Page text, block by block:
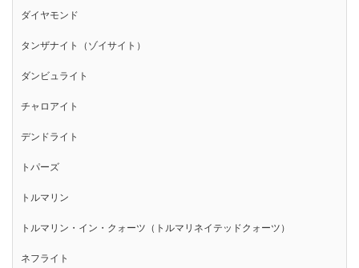
ダイヤモンド
タンザナイト（ゾイサイト）
ダンビュライト
チャロアイト
デンドライト
トパーズ
トルマリン
トルマリン・イン・クォーツ（トルマリネイテッドクォーツ）
ネフライト